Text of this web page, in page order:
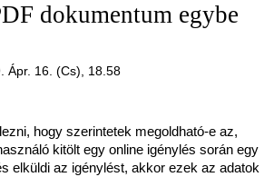
dokumentum egybe
Ápr. 16. (Cs), 18.58
hogy szerintetek megoldható-e az,
kitölt egy online igénylés során egy
elküldi az igénylést, akkor ezek az adatok